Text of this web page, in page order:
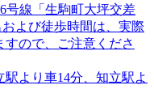
号線「生駒町大坪交差
よび徒歩時間は、実際
ので、ご注意くださ
より車14分、知立駅よ